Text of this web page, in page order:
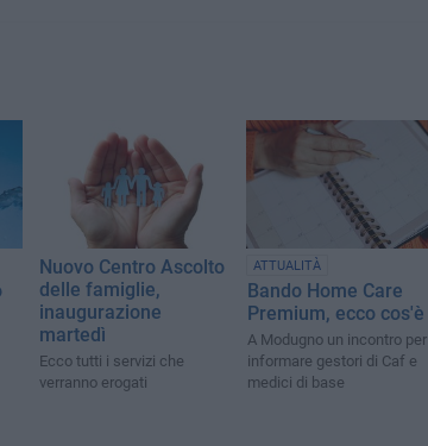
Nuovo Centro Ascolto
delle famiglie,
inaugurazione
martedì
Ecco tutti i servizi che
verranno erogati
ATTUALITÀ
Bando Home Care
Premium, ecco cos'è
A Modugno un incontro per
informare gestori di Caf e
medici di base